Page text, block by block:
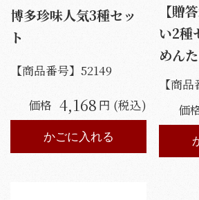
博多珍味人気3種セッ
ト
【商品番号】 52149
価格 4,168 円 (税込)
かごに入れる
【贈
い2種
めんた
【商品
価